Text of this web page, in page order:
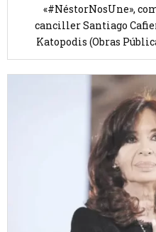
«#NéstorNosUne»,
canciller Santiago
Katopodis (Obras